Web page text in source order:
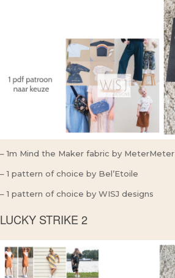
– 1m Mind the Maker fabric by MeterMeter
– 1 pattern of choice by Bel’Etoile
– 1 pattern of choice by WISJ designs
LUCKY STRIKE 2